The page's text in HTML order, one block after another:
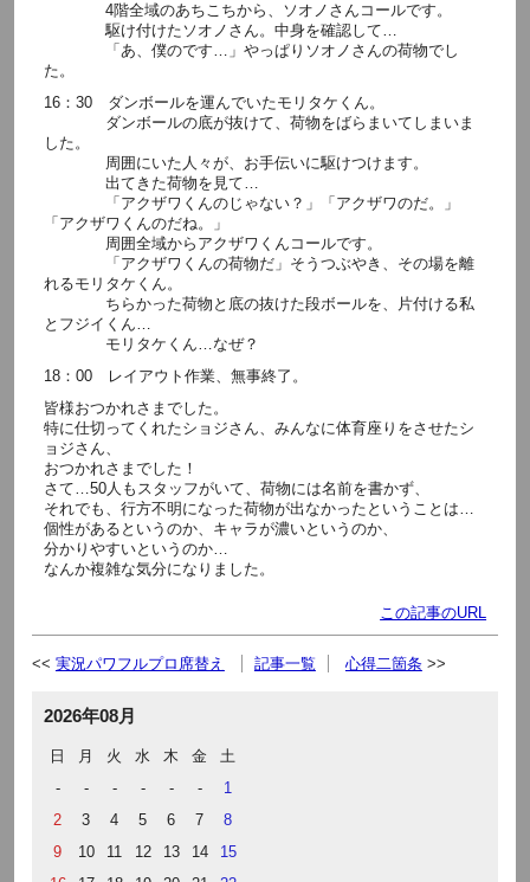
4階全域のあちこちから、ソオノさんコールです。
駆け付けたソオノさん。中身を確認して…
「あ、僕のです…」やっぱりソオノさんの荷物でし
た。
16：30 ダンボールを運んでいたモリタケくん。
ダンボールの底が抜けて、荷物をばらまいてしまいま
した。
周囲にいた人々が、お手伝いに駆けつけます。
出てきた荷物を見て…
「アクザワくんのじゃない？」「アクザワのだ。」
「アクザワくんのだね。」
周囲全域からアクザワくんコールです。
「アクザワくんの荷物だ」そうつぶやき、その場を離
れるモリタケくん。
ちらかった荷物と底の抜けた段ボールを、片付ける私
とフジイくん…
モリタケくん…なぜ？
18：00 レイアウト作業、無事終了。
皆様おつかれさまでした。
特に仕切ってくれたショジさん、みんなに体育座りをさせたシ
ョジさん、
おつかれさまでした！
さて…50人もスタッフがいて、荷物には名前を書かず、
それでも、行方不明になった荷物が出なかったということは…
個性があるというのか、キャラが濃いというのか、
分かりやすいというのか…
なんか複雑な気分になりました。
この記事のURL
実況パワフルプロ席替え 記事一覧 心得二箇条
2026年08月
日 月 火 水 木 金
土
-
- - - - -
1
2
3 4 5 6 7
8
9
10 11 12 13 14
15